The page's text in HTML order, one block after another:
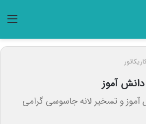
دانش آموز
آموز و تسخیر لانه جاسوسی گرامی